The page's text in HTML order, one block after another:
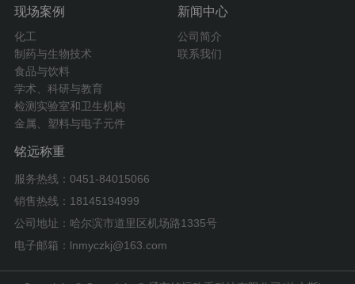
现场案例
化工
制药与生物技术
食品与饮料
学术、科研与教育
检测实验室和卫生机构
金属、塑料与电子元件
新闻中心
公司简介
联系我们
铭远称重
服务热线：0451-84015066
销售热线：18145194999
公司地址：哈尔滨市道里区机场路1335号
电子邮箱：lnmyczkj@163.com